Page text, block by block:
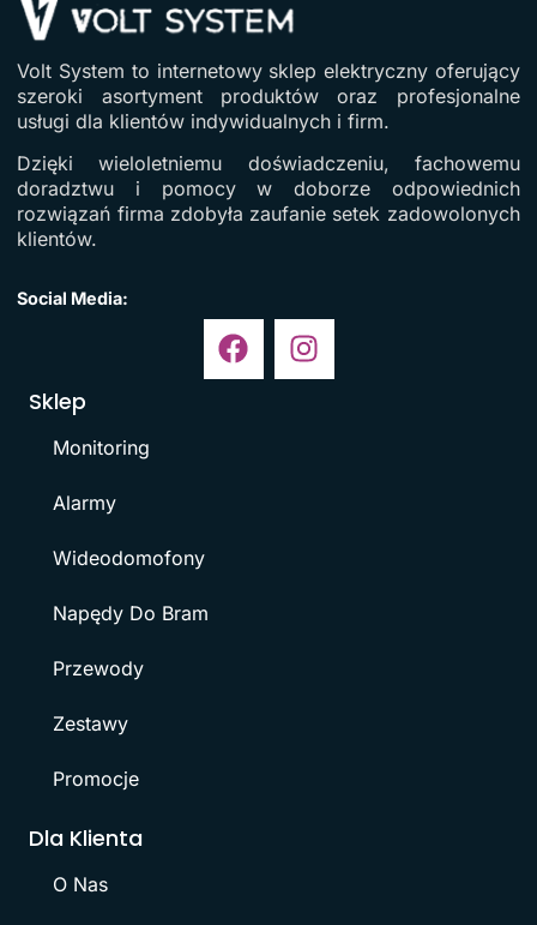
Volt System to internetowy sklep elektryczny oferujący
szeroki asortyment produktów oraz profesjonalne
usługi dla klientów indywidualnych i firm.
Dzięki wieloletniemu doświadczeniu, fachowemu
doradztwu i pomocy w doborze odpowiednich
rozwiązań firma zdobyła zaufanie setek zadowolonych
klientów.
Social Media:
Sklep
Monitoring
Alarmy
Wideodomofony
Napędy Do Bram
Przewody
Zestawy
Promocje
Dla Klienta
O Nas